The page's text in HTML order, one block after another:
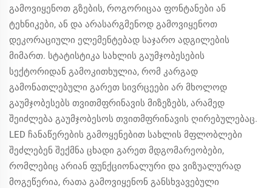
გამოვიყენოთ გზების, როგორიცაა ფონტანები ან
ტეხნიკები, ან და არასარგმენოდ გამოვიყენოთ
დეკორაციული ელემენტებად საჯარო ადგილების
მიმართ. სტატისტიკა სახლის გაუმჯობესების
სექტორიდან გამოკითხულია, რომ კარგად
გამონათლებული გარეთ სივრცეები არ მხოლოდ
გაუმჯობესებს თვითმფრინავის მიზეზებს, არამედ
შეიძლება გაუმჯობესოს თვითმფრინავის ღირებულებაც.
LED ჩანაწერების გამოყენებით სახლის მფლობლები
შეძლებენ შექმნა ცხადი გარეთ მდგომარეობები,
რომლებიც არიან ფუნქციონალური და ვიზუალურად
მოგეწერია, რათა გამოვიყენონ განსხვავებული